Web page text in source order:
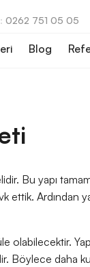
0262 751 05 05
Blog
Bu yapı
Ardından
olabilecektir.
Böylece daha